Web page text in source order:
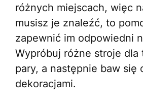
różnych miejscach, więc
musisz je znaleźć, to
zapewnić im odpowiedni
Wypróbuj różne stroje dla
pary, a następnie baw się
dekoracjami.